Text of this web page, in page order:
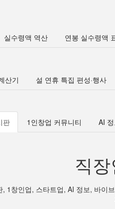
실수령액 역산 연봉 실수령액
산기 설 연휴 특집 편성·행사
판 1인창업 커뮤니티 AI
직
, 1창인업, 스타트업, AI 정보, 바이